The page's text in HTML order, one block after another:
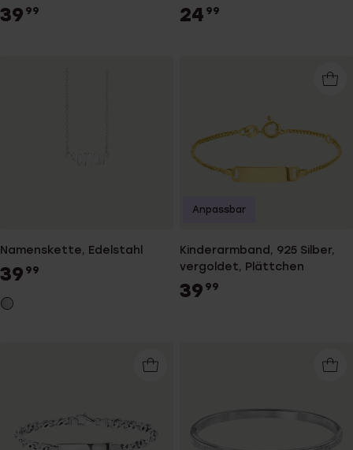
39 99 24 99
Namenskette, Edelstahl
39 99
Kinderarmband, 925 Silber,
vergoldet, Plättchen
39 99
Anpassbar